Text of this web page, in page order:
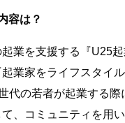
容は？
起業を支援する『U25
業家をライフスタイ
代の若者が起業する
、コミュニティを用